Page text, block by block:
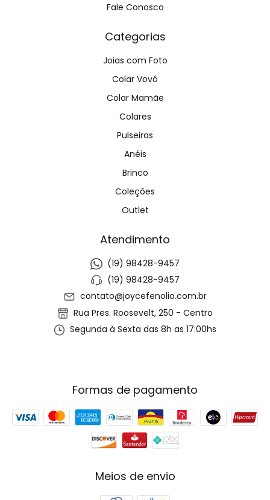
Fale Conosco
Categorias
Joias com Foto
Colar Vovó
Colar Mamãe
Colares
Pulseiras
Anéis
Brinco
Coleções
Outlet
Atendimento
(19) 98428-9457
(19) 98428-9457
contato@joycefenolio.com.br
Rua Pres. Roosevelt, 250 - Centro
Segunda à Sexta das 8h as 17:00hs
Formas de pagamento
Meios de envio